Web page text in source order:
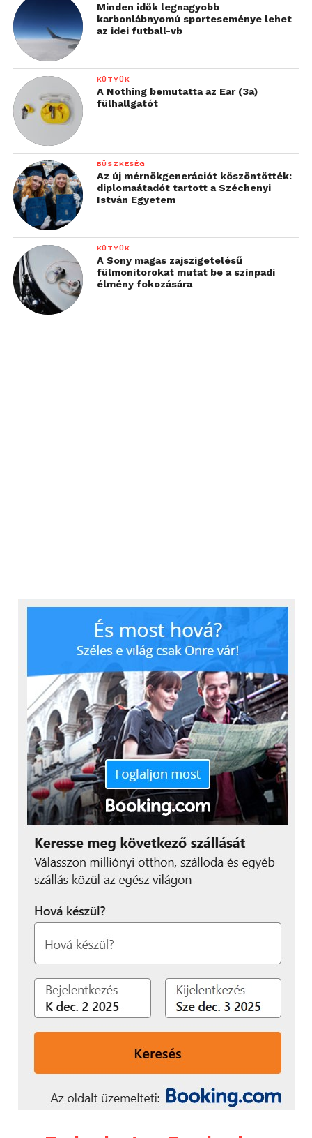
Minden idők legnagyobb
karbonlábnyomú sporteseménye lehet
az idei futball-vb
KÜTYÜK
A Nothing bemutatta az Ear (3a)
fülhallgatót
BÜSZKESÉG
Az új mérnökgenerációt köszöntötték:
diplomaátadót tartott a Széchenyi
István Egyetem
KÜTYÜK
A Sony magas zajszigetelésű
fülmonitorokat mutat be a színpadi
élmény fokozására